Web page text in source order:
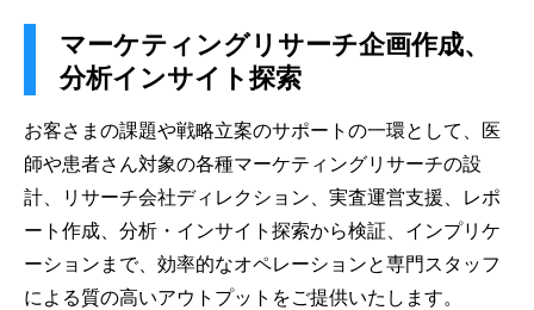
マーケティングリサーチ企画作成、
分析インサイト探索
お客さまの課題や戦略立案のサポートの一環として、医
師や患者さん対象の各種マーケティングリサーチの設
計、リサーチ会社ディレクション、実査運営支援、レポ
ート作成、分析・インサイト探索から検証、インプリケ
ーションまで、効率的なオペレーションと専門スタッフ
による質の高いアウトプットをご提供いたします。